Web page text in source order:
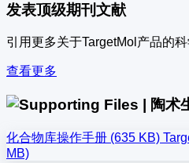
发表顶级期刊文献
引用更多关于TargetMol产品的科
查看更多
化合物库操作手册 (635 KB)
MB)